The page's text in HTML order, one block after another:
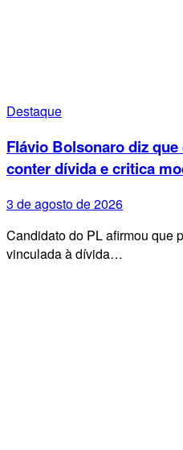
Destaque
Flávio Bolsonaro diz
conter dívida e critica
3 de agosto de 2026
Candidato do PL afirmou que
vinculada à dívida…